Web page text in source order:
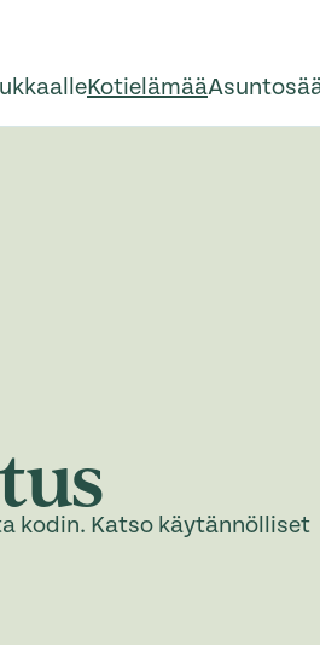
Kotielämää
kodin. Katso käytännölliset